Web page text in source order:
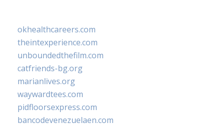
okhealthcareers.com
theintexperience.com
unboundedthefilm.com
catfriends-bg.org
marianlives.org
waywardtees.com
pidfloorsexpress.com
bancodevenezuelaen.com